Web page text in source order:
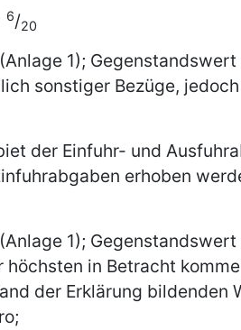
6/20
1);
sonstiger Bezüge, jedoch
der Einfuhr- und
erhoben
1);
in Betracht
der Erklärung bildenden